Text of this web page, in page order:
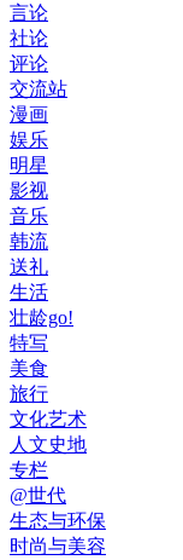
言论
社论
评论
交流站
漫画
娱乐
明星
影视
音乐
韩流
送礼
生活
壮龄go!
特写
美食
旅行
文化艺术
人文史地
专栏
@世代
生态与环保
时尚与美容